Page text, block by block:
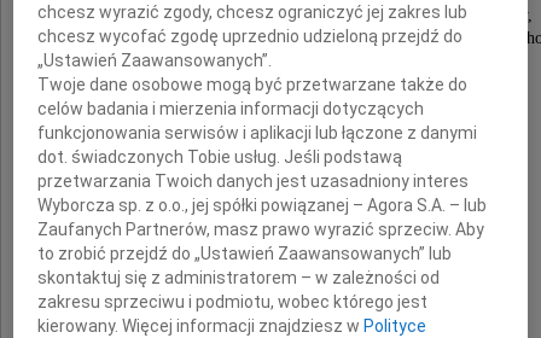
Z głębokim smutkiem i żalem zawiadamiamy,
że w dniu 23 czerwca 2012 roku zmarł po ciężkiej
dr inż.
Lech Regulski
chcesz wyrazić zgody, chcesz ograniczyć jej zakres lub
chcesz wycofać zgodę uprzednio udzieloną przejdź do
„Ustawień Zaawansowanych”.
Twoje dane osobowe mogą być przetwarzane także do
celów badania i mierzenia informacji dotyczących
funkcjonowania serwisów i aplikacji lub łączone z danymi
dot. świadczonych Tobie usług. Jeśli podstawą
przetwarzania Twoich danych jest uzasadniony interes
Wyborcza sp. z o.o., jej spółki powiązanej – Agora S.A. – lub
Zaufanych Partnerów, masz prawo wyrazić sprzeciw. Aby
to zrobić przejdź do „Ustawień Zaawansowanych” lub
skontaktuj się z administratorem – w zależności od
zakresu sprzeciwu i podmiotu, wobec którego jest
kierowany. Więcej informacji znajdziesz w Polityce